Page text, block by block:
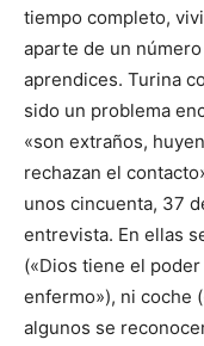
tiempo completo,
aparte de un
aprendices. Turina
sido un problema
«son extraños,
rechazan el
unos cincuenta, 37
entrevista. En ellas
(«Dios tiene el
enfermo»), ni coche
algunos se